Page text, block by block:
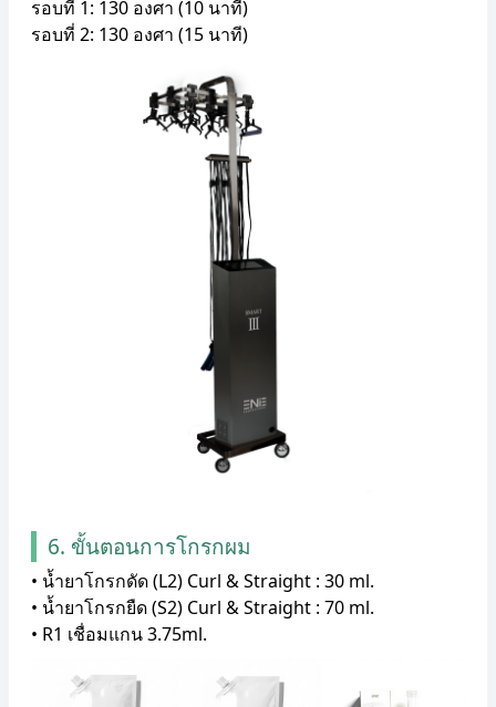
รอบที่ 1: 130 องศา (10 นาที)
รอบที่ 2: 130 องศา (15 นาที)
6. ขั้นตอนการโกรกผม
• น้ำยาโกรกดัด (L2) Curl & Straight : 30 ml.
• น้ำยาโกรกยืด (S2) Curl & Straight : 70 ml.
• R1 เชื่อมแกน 3.75ml.